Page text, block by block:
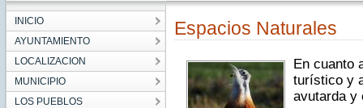
INICIO
AYUNTAMIENTO
LOCALIZACION
MUNICIPIO
LOS PUEBLOS
Espacios Naturales
En cuanto
turístico y
avutarda y